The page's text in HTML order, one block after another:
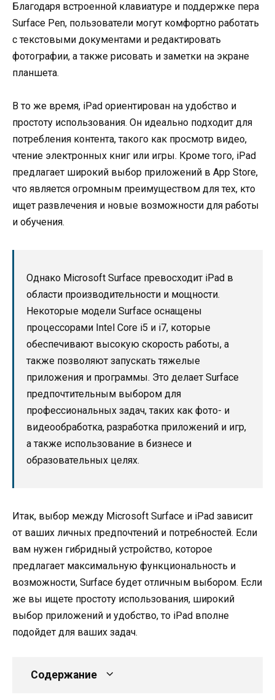
Благодаря встроенной клавиатуре и поддержке пера
Surface Pen, пользователи могут комфортно работать
с текстовыми документами и редактировать
фотографии, а также рисовать и заметки на экране
планшета.
В то же время, iPad ориентирован на удобство и
простоту использования. Он идеально подходит для
потребления контента, такого как просмотр видео,
чтение электронных книг или игры. Кроме того, iPad
предлагает широкий выбор приложений в App Store,
что является огромным преимуществом для тех, кто
ищет развлечения и новые возможности для работы
и обучения.
Однако Microsoft Surface превосходит iPad в
области производительности и мощности.
Некоторые модели Surface оснащены
процессорами Intel Core i5 и i7, которые
обеспечивают высокую скорость работы, а
также позволяют запускать тяжелые
приложения и программы. Это делает Surface
предпочтительным выбором для
профессиональных задач, таких как фото- и
видеообработка, разработка приложений и игр,
а также использование в бизнесе и
образовательных целях.
Итак, выбор между Microsoft Surface и iPad зависит
от ваших личных предпочтений и потребностей. Если
вам нужен гибридный устройство, которое
предлагает максимальную функциональность и
возможности, Surface будет отличным выбором. Если
же вы ищете простоту использования, широкий
выбор приложений и удобство, то iPad вполне
подойдет для ваших задач.
Содержание